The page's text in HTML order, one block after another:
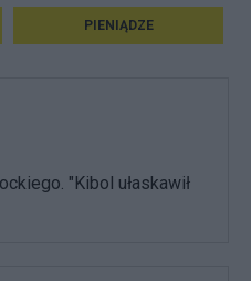
PIENIĄDZE
"Kibol ułaskawił